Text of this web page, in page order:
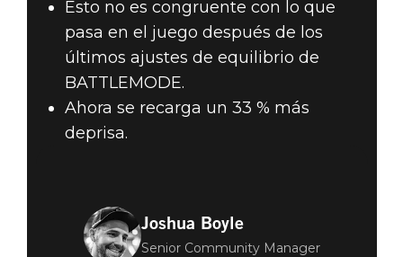
Esto no es congruente con lo que
pasa en el juego después de los
últimos ajustes de equilibrio de
BATTLEMODE.
Ahora se recarga un 33 % más
deprisa.
Joshua Boyle
Senior Community Manager